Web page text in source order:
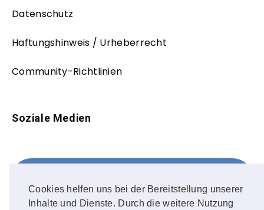
Cookies helfen uns bei der Bereitstellung unserer
Inhalte und Dienste. Durch die weitere Nutzung
Datenschutz
Haftungshinweis / Urheberrecht
Community-Richtlinien
Soziale Medien
FOLLOW ME!